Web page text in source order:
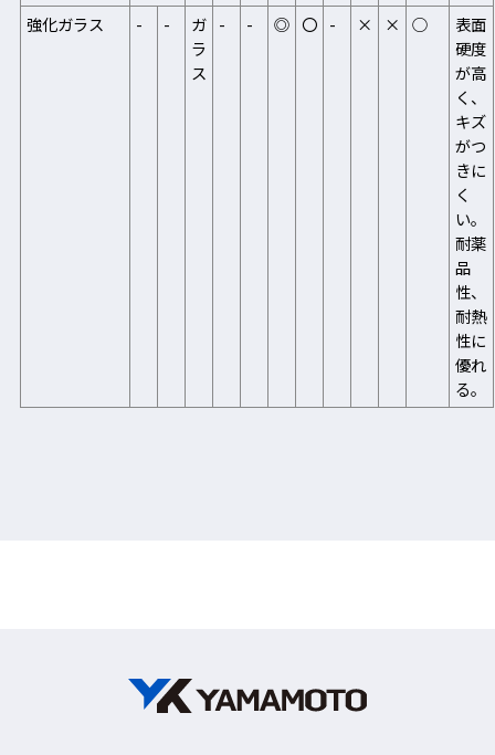
強化ガラス - -
ガ
ラ
ス
- - ◎ 〇 - × × ○
表面
硬度
が高
く、
キズ
がつ
きに
く
い。
耐薬
品
性、
耐熱
性に
優れ
る。